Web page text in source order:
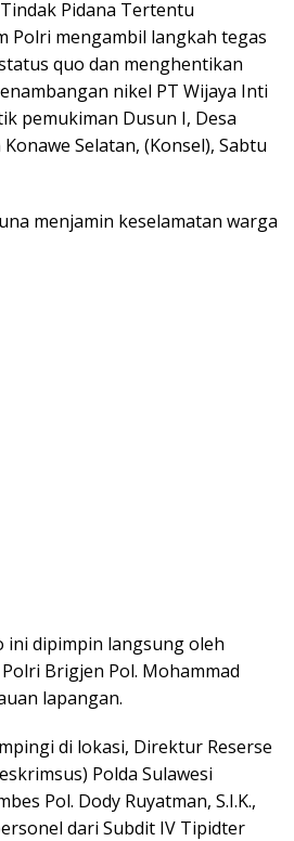
Pidana Tertentu
Polri mengambil langkah tegas
quo dan menghentikan
nikel PT Wijaya Inti
pemukiman Dusun I, Desa
Selatan, (Konsel), Sabtu
menjamin keselamatan warga
ini dipimpin langsung oleh
Brigjen Pol. Mohammad
lapangan.
di lokasi, Direktur Reserse
Polda Sulawesi
Pol. Dody Ruyatman, S.I.K.,
dari Subdit IV Tipidter